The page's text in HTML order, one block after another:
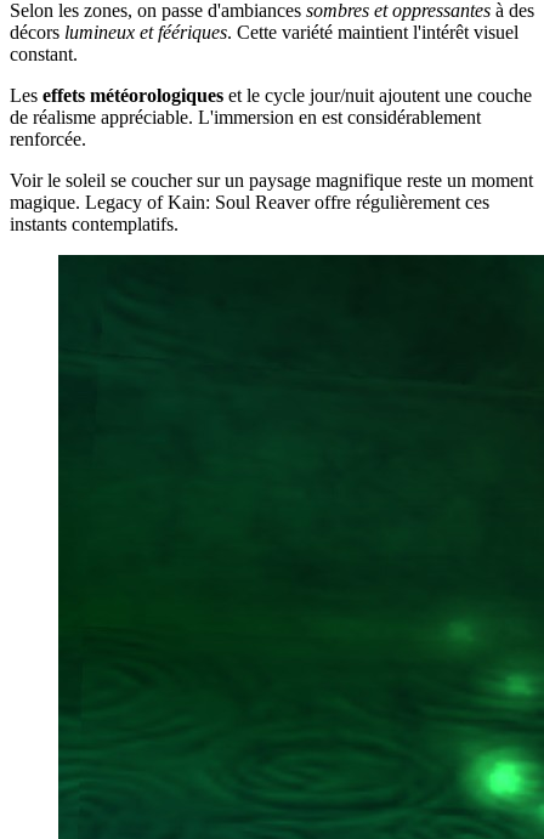
Selon les zones, on passe d'ambiances sombres et oppressantes à des
décors lumineux et féériques. Cette variété maintient l'intérêt visuel
constant.
Les effets météorologiques et le cycle jour/nuit ajoutent une couche
de réalisme appréciable. L'immersion en est considérablement
renforcée.
Voir le soleil se coucher sur un paysage magnifique reste un moment
magique. Legacy of Kain: Soul Reaver offre régulièrement ces
instants contemplatifs.